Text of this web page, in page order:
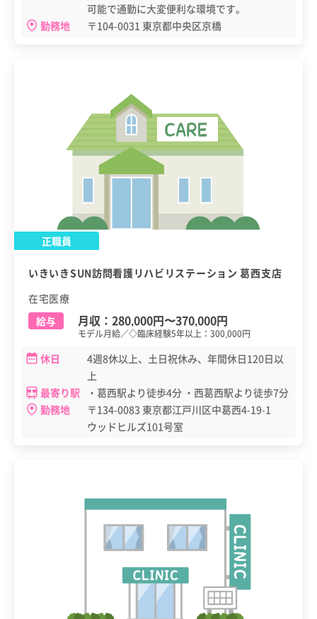
可能で通勤に大変便利な環境です。
勤務地
〒104-0031 東京都中央区京橋
正職員
いきいきSUN訪問看護リハビリステーション 葛西支店
在宅医療
給与
月収： 280,000円〜370,000円
モデル月給／◇臨床経験5年以上：300,000円
休日
4週8休以上、土日祝休み、年間休日120日以
上
最寄り駅
・葛西駅より徒歩4分 ・西葛西駅より徒歩7分
勤務地
〒134-0083 東京都江戸川区中葛西4-19-1
ウッドヒルズ101号室